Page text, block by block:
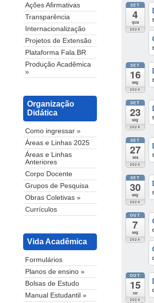
Ações Afirmativas
Transparência
Internacionalização
Projetos de Extensão
Plataforma Fala.BR
Produção Acadêmica
»
Organização
Didática
Como ingressar »
Áreas e Linhas 2025
Áreas e Linhas
Anteriores
Corpo Docente
Grupos de Pesquisa
Obras Coletivas »
Currículos
Vida Acadêmica
Formulários
Planos de ensino »
Bolsas de Estudo
Manual Estudantil »
SET
4
qua
2024
SET
16
seg
2024
SET
23
seg
2024
SET
27
sex
2024
SET
30
seg
2024
OUT
7
seg
2024
OUT
15
ter
2024